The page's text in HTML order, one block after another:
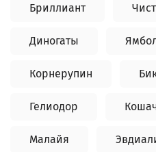
Бриллиант
Диногаты
Корнерупин
Гелиодор
Малайя